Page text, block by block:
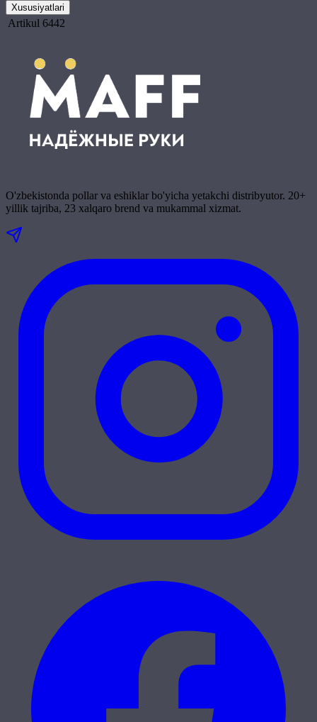
Xususiyatlari
Artikul 6442
O'zbekistonda pollar va eshiklar bo'yicha yetakchi distribyutor. 20+
yillik tajriba, 23 xalqaro brend va mukammal xizmat.